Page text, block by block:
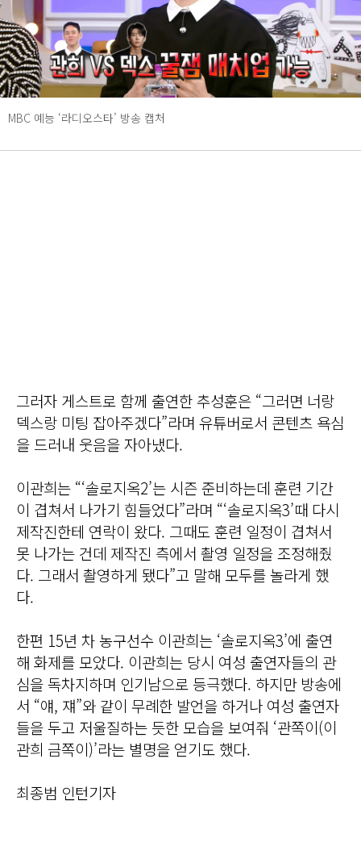
MBC 예능 ‘라디오스타’ 방송 캡처
그러자 게스트로 함께 출연한 추성훈은 “그러면 너랑
덱스랑 미팅 잡아주겠다”라며 유튜버로서 콘텐츠 욕심
을 드러내 웃음을 자아냈다.
이관희는 “‘솔로지옥2’는 시즌 준비하는데 훈련 기간
이 겹쳐서 나가기 힘들었다”라며 “‘솔로지옥3’때 다시
제작진한테 연락이 왔다. 그때도 훈련 일정이 겹쳐서
못 나가는 건데 제작진 측에서 촬영 일정을 조정해줬
다. 그래서 촬영하게 됐다”고 말해 모두를 놀라게 했
다.
한편 15년 차 농구선수 이관희는 ‘솔로지옥3’에 출연
해 화제를 모았다. 이관희는 당시 여성 출연자들의 관
심을 독차지하며 인기남으로 등극했다. 하지만 방송에
서 “얘, 쟤”와 같이 무례한 발언을 하거나 여성 출연자
들을 두고 저울질하는 듯한 모습을 보여줘 ‘관쪽이(이
관희 금쪽이)’라는 별명을 얻기도 했다.
최종범 인턴기자